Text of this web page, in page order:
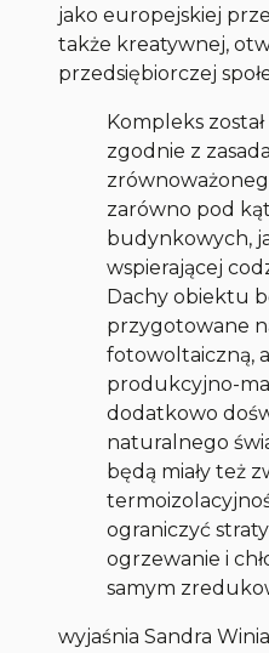
jako europejskiej
także kreatywnej,
przedsiębiorczej
Kompleks
zgodnie z
zarówno pod
budynkowych,
wspierającej
Dachy obiektu
przygotowane
fotowoltaiczną,
produkcyjno-
dodatkowo
naturalnego
będą miały też
ograniczyć
ogrzewanie i
samym
wyjaśnia Sandra